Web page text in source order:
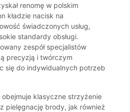
renomę w polskim
kładzie nacisk na
świadczonych usług,
standardy obsługi.
zespół specjalistów
precyzją i twórczym
się do indywidualnych potrzeb
klasyczne strzyżenie
pielęgnację brody, jak również